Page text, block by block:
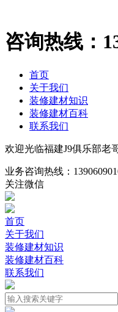
咨询热线：
首页
关于我们
装修建材知识
装修建材百科
联系我们
欢迎光临福建J9俱乐部老
业务咨询热线：
关注微信
首页
关于我们
装修建材知识
装修建材百科
联系我们